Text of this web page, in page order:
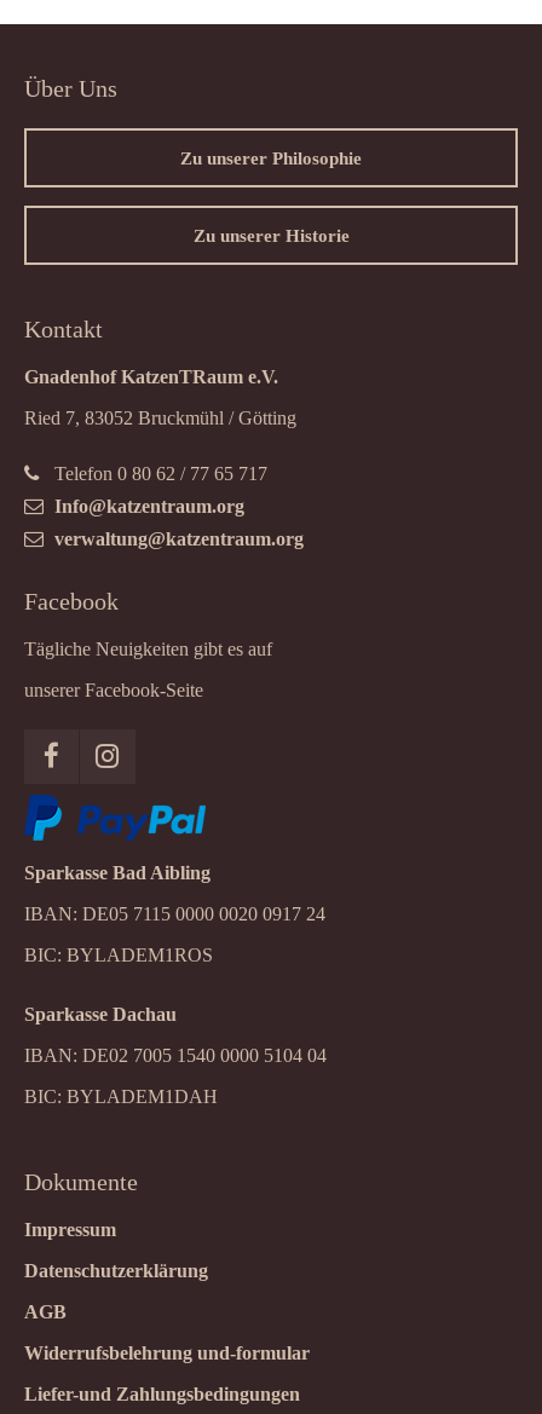
Über Uns
Zu unserer Philosophie
Zu unserer Historie
Kontakt
Gnadenhof KatzenTRaum e.V.
Ried 7, 83052 Bruckmühl / Götting
Telefon 0 80 62 / 77 65 717
Info@katzentraum.org
verwaltung@katzentraum.org
Facebook
Tägliche Neuigkeiten gibt es auf
unserer Facebook-Seite
Sparkasse Bad Aibling
IBAN: DE05 7115 0000 0020 0917 24
BIC: BYLADEM1ROS
Sparkasse Dachau
IBAN: DE02 7005 1540 0000 5104 04
BIC: BYLADEM1DAH
Dokumente
Impressum
Datenschutzerklärung
AGB
Widerrufsbelehrung und-formular
Liefer-und Zahlungsbedingungen